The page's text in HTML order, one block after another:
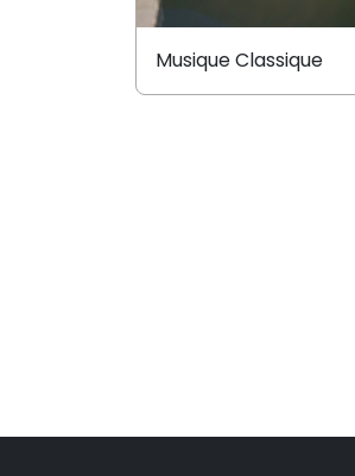
Musique Classique